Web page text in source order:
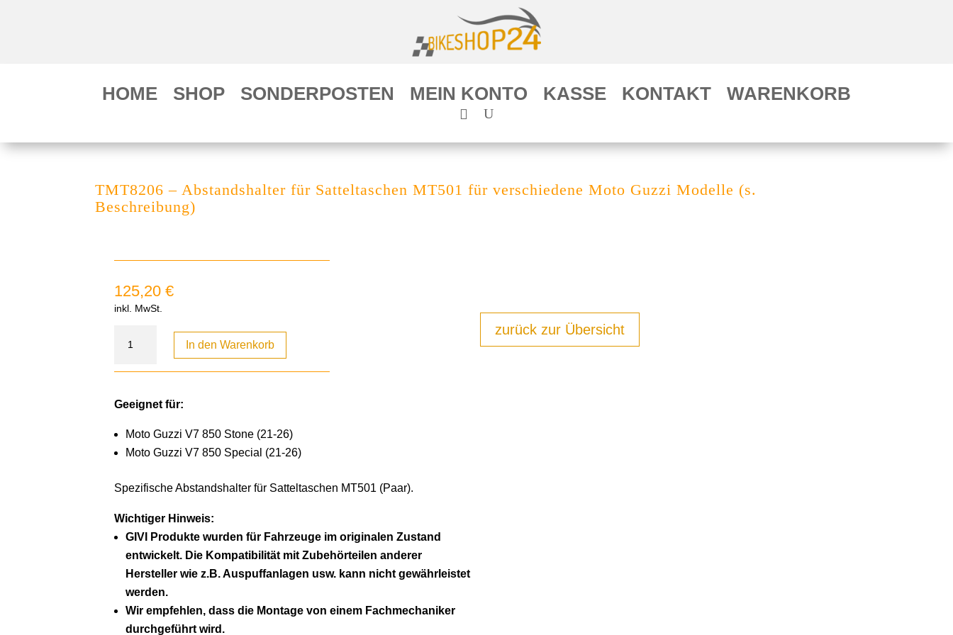
HOME SHOP SONDERPOSTEN MEIN KONTO KASSE KONTAKT WARENKORB
TMT8206 – Abstandshalter für Satteltaschen MT501 für verschiedene Moto Guzzi Modelle (s.
Beschreibung)
125,20€
inkl. MwSt.
In den Warenkorb
Geeignet für:
Moto Guzzi V7 850 Stone (21-26)
Moto Guzzi V7 850 Special (21-26)
Spezifische Abstandshalter für Satteltaschen MT501 (Paar).
Wichtiger Hinweis:
GIVI Produkte wurden für Fahrzeuge im originalen Zustand
entwickelt. Die Kompatibilität mit Zubehörteilen anderer
Hersteller wie z.B. Auspuffanlagen usw. kann nicht gewährleistet
werden.
Wir empfehlen, dass die Montage von einem Fachmechaniker
durchgeführt wird.
zurück zur Übersicht